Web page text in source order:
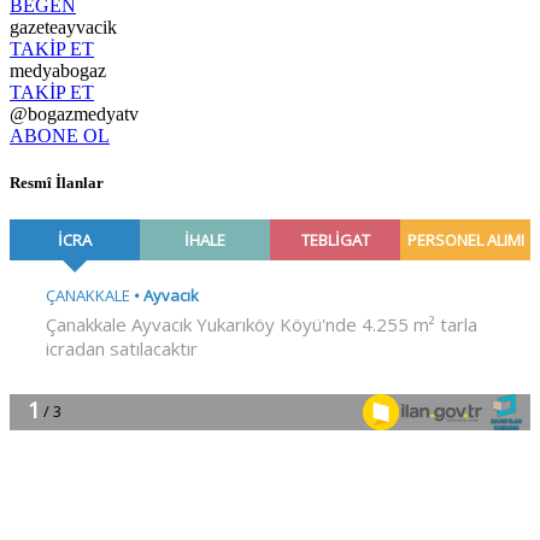
BEĞEN
gazeteayvacik
TAKİP ET
medyabogaz
TAKİP ET
@bogazmedyatv
ABONE OL
Resmî İlanlar